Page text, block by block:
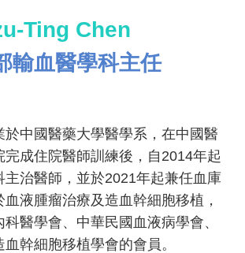
Ting Chen
輸血醫學科主任
於中國醫藥大學醫學系，在中國醫
完成住院醫師訓練後，自2014年起
主治醫師，並於2021年起兼任血庫
液腫瘤治療及造血幹細胞移植，
醫學會、中華民國血液病學會、
幹細胞移植學會的會員。